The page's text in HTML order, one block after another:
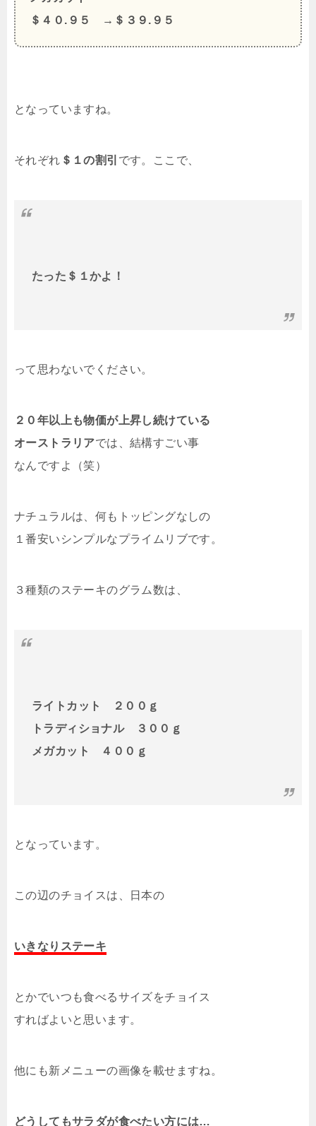
＄４０.９５ →＄３９.９５
となっていますね。
それぞれ ＄１の割引 です。ここで、
たった＄１かよ！
って思わないでください。
２０年以上も物価が上昇し続けている
オーストラリアでは、結構すごい事
なんですよ（笑）
ナチュラルは、何もトッピングなしの
１番安いシンプルなプライムリブです。
３種類のステーキのグラム数は、
ライトカット ２００ｇ
トラディショナル ３００ｇ
メガカット ４００ｇ
となっています。
この辺のチョイスは、日本の
いきなりステーキ
とかでいつも食べるサイズをチョイス
すればよいと思います。
他にも新メニューの画像を載せますね。
どうしてもサラダが食べたい方には…